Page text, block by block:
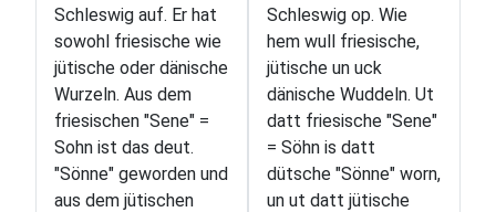
Schleswig auf. Er hat
sowohl friesische wie
jütische oder dänische
Wurzeln. Aus dem
friesischen "Sene" =
Sohn ist das deut.
"Sönne" geworden und
aus dem jütischen
Schleswig op. Wie
hem wull friesische,
jütische un uck
dänische Wuddeln. Ut
datt friesische "Sene"
= Söhn is datt
dütsche "Sönne" worn,
un ut datt jütische